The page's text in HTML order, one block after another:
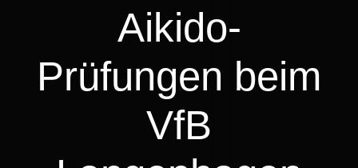
Aikido-
Prüfungen beim
VfB